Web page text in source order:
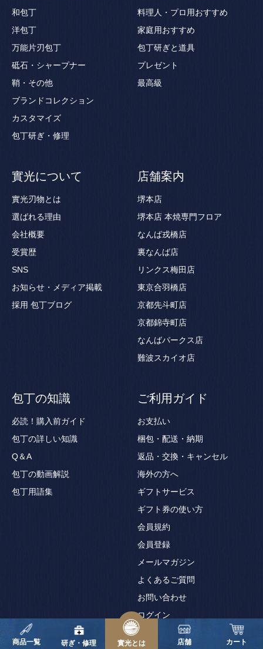
和包丁
洋包丁
万能片刃包丁
砥石・シャープナー
鞘・その他
ブランドコレクション
カスタマイズ
包丁研ぎ・修理
料理人・プロ用おすすめ
家庭用おすすめ
包丁研ぎと道具
プレゼント
最高級
實光について
實光刃物とは
選ばれる理由
会社概要
受賞歴
SNS
お知らせ・メディア掲載
採用 包丁ブログ
店舗案内
堺本店
堺本店 本焼専門フロア
なんば戎橋店
裏なんば店
リンクス梅田店
東京合羽橋店
京都先斗町店
京都錦寺町店
なんばパークス店
難波スカイオ店
包丁の知識
必読！購入前ガイド
包丁の詳しい知識
Q＆A
包丁の動画解説
包丁用語集
ご利用ガイド
お支払い
梱包・配送・納期
返品・交換・キャンセル
海外の方へ
ギフトサービス
ギフト券の使い方
会員規約
会員登録
メールマガジン
よくあるご質問
お問い合わせ
ログイン
商品一覧 研ぎ・修理 實光とは 店舗 カート